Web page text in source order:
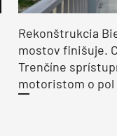
Rekonštrukcia
mostov finišuje.
Trenčíne
motoristom o pol